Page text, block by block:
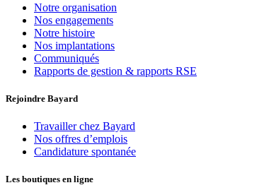
Notre organisation
Nos engagements
Notre histoire
Nos implantations
Communiqués
Rapports de gestion & rapports RSE
Rejoindre Bayard
Travailler chez Bayard
Nos offres d’emplois
Candidature spontanée
Les boutiques en ligne